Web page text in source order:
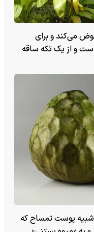
می‌کند و برای
و از یک تکه ساقه
شبیه پوست تمساح که